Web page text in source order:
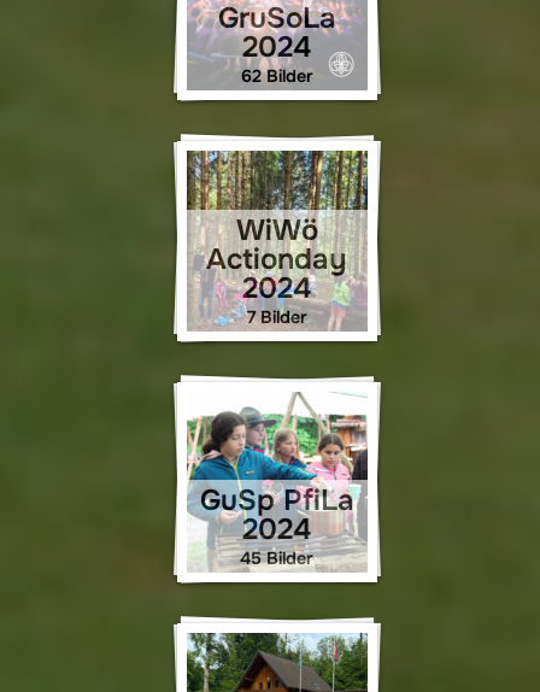
GruSoLa
2024
62 Bilder
WiWö
Actionday
2024
7 Bilder
GuSp PfiLa
2024
45 Bilder